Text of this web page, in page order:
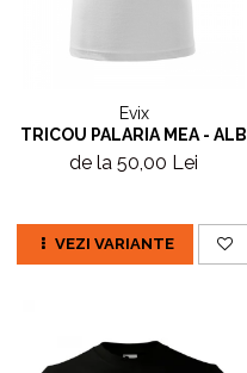
Evix
TRICOU PALARIA MEA - ALB
de la 50,00 Lei
VEZI VARIANTE